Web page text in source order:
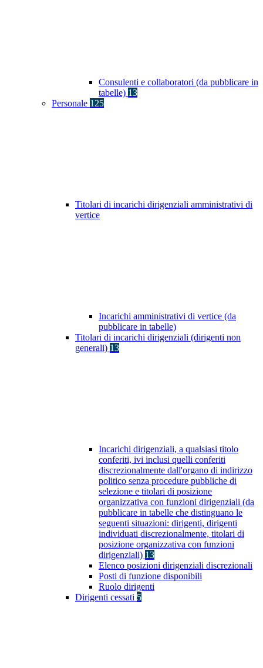
Consulenti e collaboratori (da pubblicare in
tabelle) 13
Personale 125
Titolari di incarichi dirigenziali amministrativi di
vertice
Incarichi amministrativi di vertice (da
pubblicare in tabelle)
Titolari di incarichi dirigenziali (dirigenti non
generali) 13
Incarichi dirigenziali, a qualsiasi titolo
conferiti, ivi inclusi quelli conferiti
discrezionalmente dall'organo di indirizzo
politico senza procedure pubbliche di
selezione e titolari di posizione
organizzativa con funzioni dirigenziali (da
pubblicare in tabelle che distinguano le
seguenti situazioni: dirigenti, dirigenti
individuati discrezionalmente, titolari di
posizione organizzativa con funzioni
dirigenziali) 13
Elenco posizioni dirigenziali discrezionali
Posti di funzione disponibili
Ruolo dirigenti
Dirigenti cessati 5